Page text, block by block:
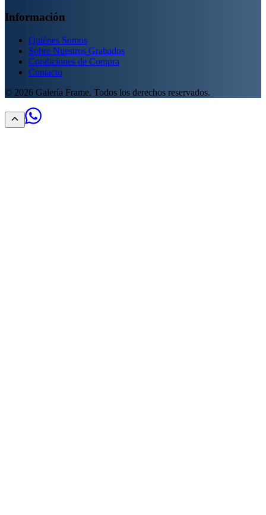
Información
Quiénes Somos
Sobre Nuestros Grabados
Condiciones de Compra
Contacto
© 2026 Galería Frame. Todos los derechos reservados.